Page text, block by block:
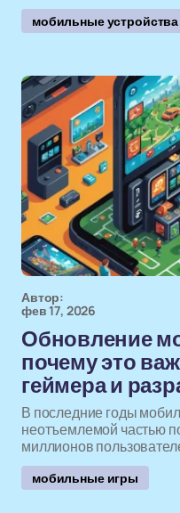
мобильные устройства
Автор:
фев 17, 2026
Обновление
почему это
геймера и
В последние годы
неотъемлемой частью
миллионов
мобильные игры